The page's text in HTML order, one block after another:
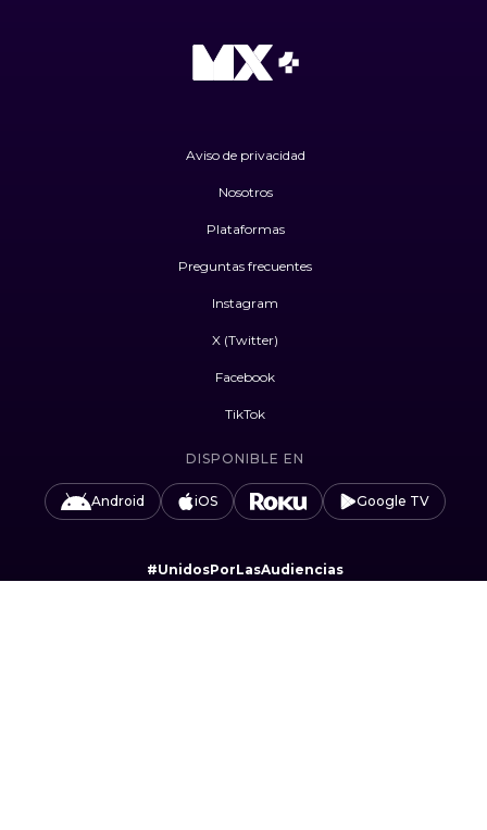
Aviso de privacidad
Nosotros
Plataformas
Preguntas frecuentes
Instagram
X (Twitter)
Facebook
TikTok
DISPONIBLE EN
Android iOS Google TV
#UnidosPorLasAudiencias